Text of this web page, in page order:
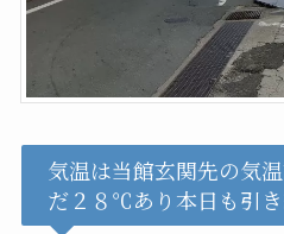
気温は当館玄関先の気
だ２８℃あり本日も引き